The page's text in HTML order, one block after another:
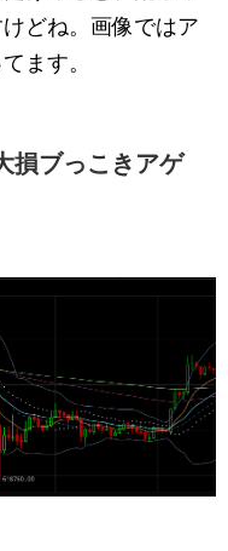
どね。画像ではア
ます。
損ブっこきアゲ